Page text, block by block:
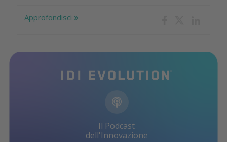
Approfondisci
Il Podcast
dell'Innovazione